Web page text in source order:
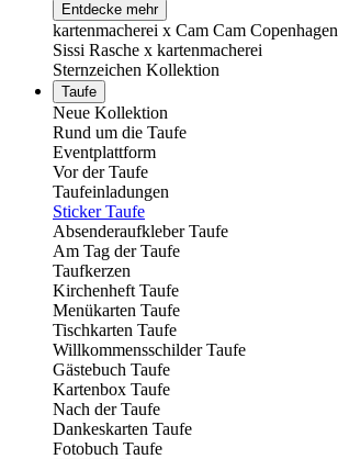
Entdecke mehr
kartenmacherei x Cam Cam Copenhagen
Sissi Rasche x kartenmacherei
Sternzeichen Kollektion
Taufe
Neue Kollektion
Rund um die Taufe
Eventplattform
Vor der Taufe
Taufeinladungen
Sticker Taufe
Absenderaufkleber Taufe
Am Tag der Taufe
Taufkerzen
Kirchenheft Taufe
Menükarten Taufe
Tischkarten Taufe
Willkommensschilder Taufe
Gästebuch Taufe
Kartenbox Taufe
Nach der Taufe
Dankeskarten Taufe
Fotobuch Taufe